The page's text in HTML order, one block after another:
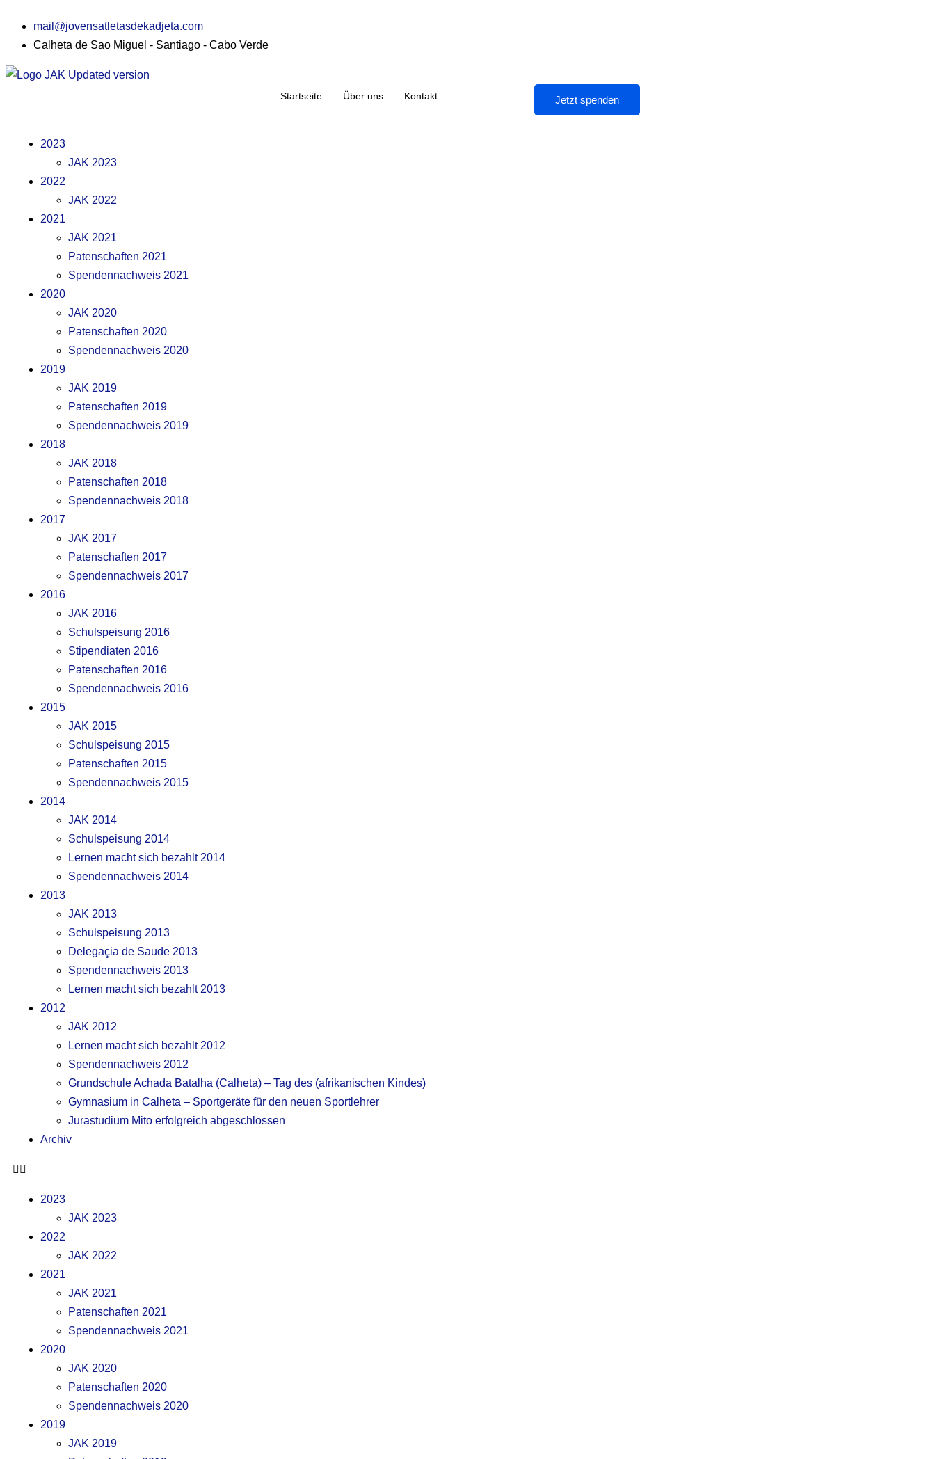
mail@jovensatletasdekadjeta.com
Calheta de Sao Miguel - Santiago - Cabo Verde
Startseite Über uns Kontakt Jetzt spenden
2023
JAK 2023
2022
JAK 2022
2021
JAK 2021
Patenschaften 2021
Spendennachweis 2021
2020
JAK 2020
Patenschaften 2020
Spendennachweis 2020
2019
JAK 2019
Patenschaften 2019
Spendennachweis 2019
2018
JAK 2018
Patenschaften 2018
Spendennachweis 2018
2017
JAK 2017
Patenschaften 2017
Spendennachweis 2017
2016
JAK 2016
Schulspeisung 2016
Stipendiaten 2016
Patenschaften 2016
Spendennachweis 2016
2015
JAK 2015
Schulspeisung 2015
Patenschaften 2015
Spendennachweis 2015
2014
JAK 2014
Schulspeisung 2014
Lernen macht sich bezahlt 2014
Spendennachweis 2014
2013
JAK 2013
Schulspeisung 2013
Delegaçia de Saude 2013
Spendennachweis 2013
Lernen macht sich bezahlt 2013
2012
JAK 2012
Lernen macht sich bezahlt 2012
Spendennachweis 2012
Grundschule Achada Batalha (Calheta) – Tag des (afrikanischen Kindes)
Gymnasium in Calheta – Sportgeräte für den neuen Sportlehrer
Jurastudium Mito erfolgreich abgeschlossen
Archiv
2023
JAK 2023
2022
JAK 2022
2021
JAK 2021
Patenschaften 2021
Spendennachweis 2021
2020
JAK 2020
Patenschaften 2020
Spendennachweis 2020
2019
JAK 2019